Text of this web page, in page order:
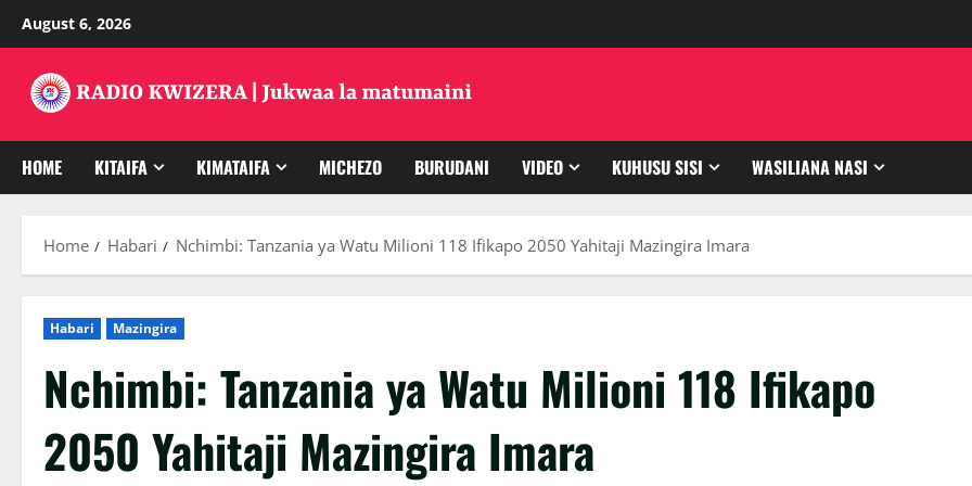
August 6, 2026
HOME KITAIFA KIMATAIFA MICHEZO BURUDANI VIDEO KUHUSU SISI WASILIANA NASI
Home Habari Nchimbi: Tanzania ya Watu Milioni 118 Ifikapo 2050 Yahitaji Mazingira Imara
Habari Mazingira
Nchimbi: Tanzania ya Watu Milioni 118 Ifikapo
2050 Yahitaji Mazingira Imara